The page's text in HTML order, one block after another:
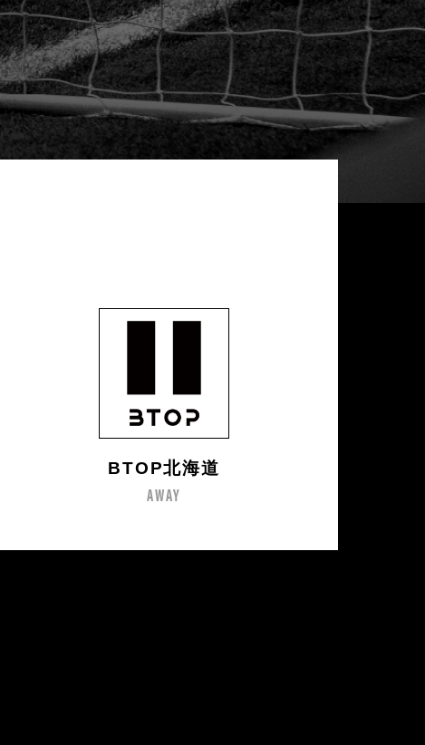
BTOP北海道
AWAY